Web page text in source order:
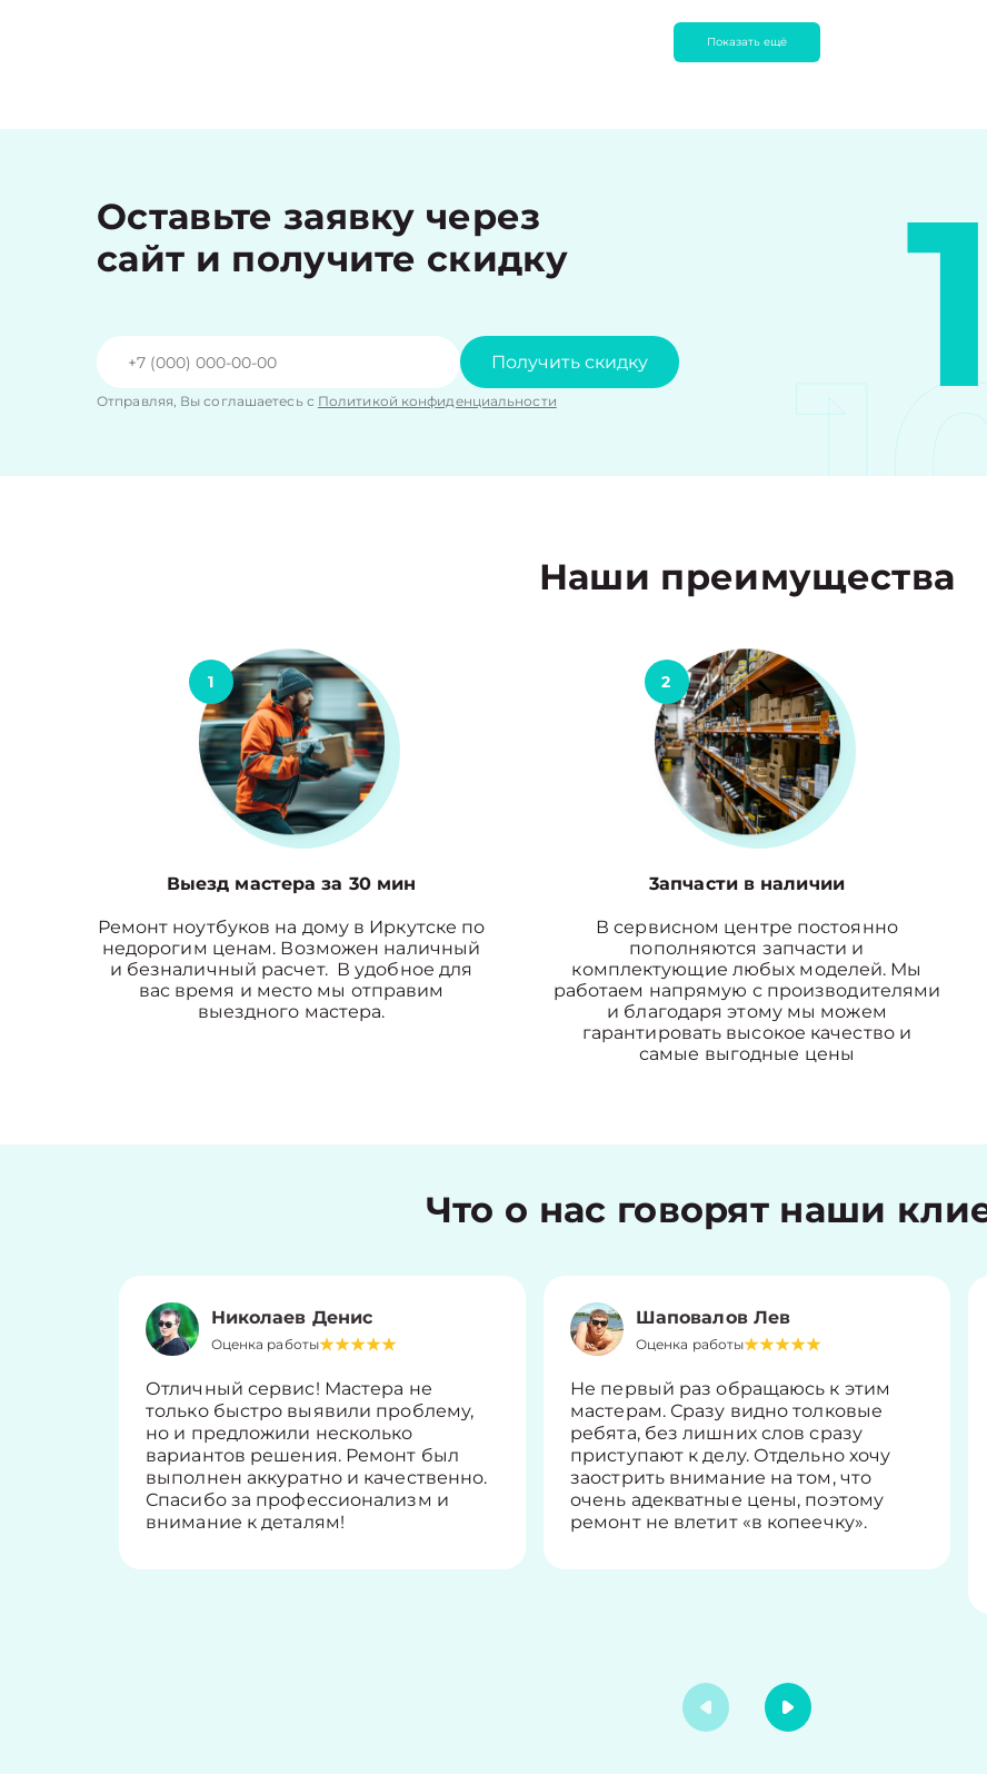
Показать ещё
Оставьте заявку через
сайт и получите скидку
Получить скидку
Отправляя, Вы соглашаетесь с Политикой конфиденциальности
Наши преимущества
1
Выезд мастера за 30 мин
Ремонт ноутбуков на дому в Иркутске по
недорогим ценам. Возможен наличный
и безналичный расчет. В удобное для
вас время и место мы отправим
выездного мастера.
2
3апчасти в наличии
В сервисном центре постоянно
пополняются запчасти и
комплектующие любых моделей. Мы
работаем напрямую с производителями
и благодаря этому мы можем
гарантировать высокое качество и
самые выгодные цены
Что о нас говорят наши
Николаев Денис
Оценка работы
Отличный сервис! Мастера не
только быстро выявили проблему,
но и предложили несколько
вариантов решения. Ремонт был
выполнен аккуратно и качественно.
Спасибо за профессионализм и
внимание к деталям!
Шаповалов Лев
Оценка работы
Не первый раз обращаюсь к этим
мастерам. Сразу видно толковые
ребята, без лишних слов сразу
приступают к делу. Отдельно хочу
заострить внимание на том, что
очень адекватные цены, поэтому
ремонт не влетит «в копеечку».